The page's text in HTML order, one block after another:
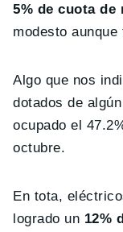
5% de cuota de
modesto
Algo que nos
dotados de
ocupado el
octubre.
En tota,
logrado un 12%